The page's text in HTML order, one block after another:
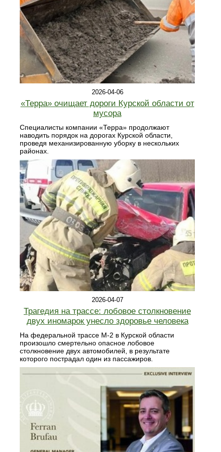
2026-04-06
«Терра» очищает дороги Курской области от
мусора
Специалисты компании «Терра» продолжают
наводить порядок на дорогах Курской области,
проведя механизированную уборку в нескольких
районах.
2026-04-07
Трагедия на трассе: лобовое столкновение
двух иномарок унесло здоровье человека
На федеральной трассе М-2 в Курской области
произошло смертельно опасное лобовое
столкновение двух автомобилей, в результате
которого пострадал один из пассажиров.